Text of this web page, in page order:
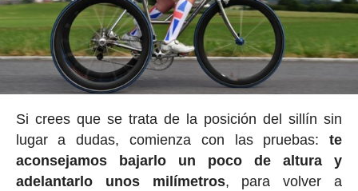
Si crees que se trata de la posición del sillín sin
lugar a dudas, comienza con las pruebas:te
aconsejamos bajarlo un poco de altura y
adelantarlo unos milímetros, para volver a